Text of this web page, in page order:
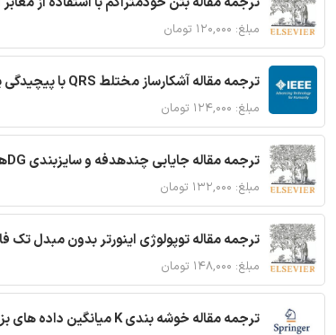
مبلغ: ۱۲۰,۰۰۰ تومان
ترجمه مقاله آشکارساز مختلط QRS با پیچیدگی پایین بلادرنگ جدید براساس آستانه گذاری تطبیقی
مبلغ: ۱۲۴,۰۰۰ تومان
ترجمه مقاله جایابی چندهدفه و سایزبندی DGها در شبکه های توزیع با تضمین پایداری گذرا
مبلغ: ۱۳۲,۰۰۰ تومان
ترجمه مقاله توپولوژی اینورتر بدون مبدل
مبلغ: ۱۴۸,۰۰۰ تومان
ترجمه مقاله خوشه بندی K میانگین داده های بزرگ بهینه شده با استفاده از MapReduce